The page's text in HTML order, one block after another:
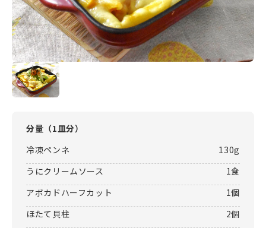
分量（1皿分）
冷凍ペンネ
130g
うにクリームソース
1食
アボカドハーフカット
1個
ほたて貝柱
2個